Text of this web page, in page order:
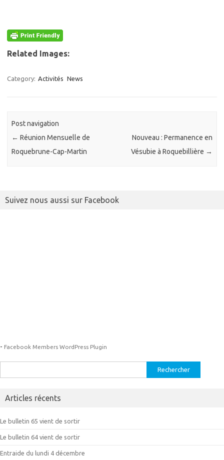
Related Images:
Category: Activités News
Post navigation
← Réunion Mensuelle de
Roquebrune-Cap-Martin
Nouveau : Permanence en
Vésubie à Roquebillière →
Suivez nous aussi sur Facebook
- Facebook Members WordPress Plugin
Articles récents
Le bulletin 65 vient de sortir
Le bulletin 64 vient de sortir
Entraide du lundi 4 décembre